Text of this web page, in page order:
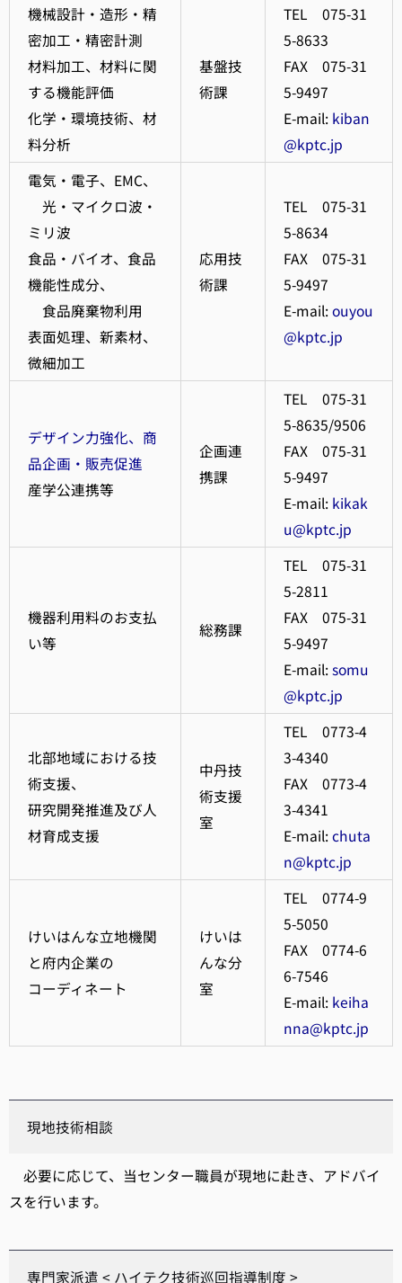
機械設計・造形・精
密加工・精密計測
材料加工、材料に関
する機能評価
化学・環境技術、材
料分析
基盤技
術課
TEL 075-31
5-8633
FAX 075-31
5-9497
E-mail: kiban
@kptc.jp
電気・電子、EMC、
光・マイクロ波・
ミリ波
食品・バイオ、食品
機能性成分、
食品廃棄物利用
表面処理、新素材、
微細加工
応用技
術課
TEL 075-31
5-8634
FAX 075-31
5-9497
E-mail:ouyou
@kptc.jp
デザイン力強化、商
品企画・販売促進
産学公連携等
企画連
携課
TEL 075-31
5-8635/9506
FAX 075-31
5-9497
E-mail: kikak
u@kptc.jp
機器利用料のお支払
い等
総務課
TEL 075-31
5-2811
FAX 075-31
5-9497
E-mail:somu
@kptc.jp
北部地域における技
術支援、
研究開発推進及び人
材育成支援
中丹技
術支援
室
TEL 0773-4
3-4340
FAX 0773-4
3-4341
E-mail:chuta
n@kptc.jp
けいはんな立地機関
と府内企業の
コーディネート
けいは
んな分
室
TEL 0774-9
5-5050
FAX 0774-6
6-7546
E-mail: keiha
nna@kptc.jp
現地技術相談
必要に応じて、当センター職員が現地に赴き、アドバイ
スを行います。
専門家派遣 < ハイテク技術巡回指導制度 >